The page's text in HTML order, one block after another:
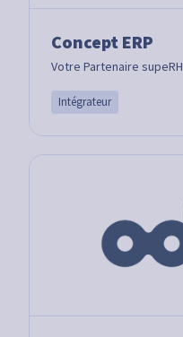
Concept ERP
Votre Partenaire supeRH
Intégrateur